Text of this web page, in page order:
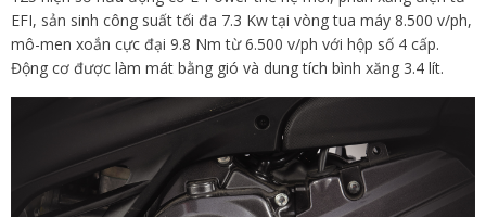
EFI, sản sinh công suất tối đa 7.3 Kw tại vòng tua máy 8.500 v/ph,
mô-men xoắn cực đại 9.8 Nm từ 6.500 v/ph với hộp số 4 cấp.
Động cơ được làm mát bằng gió và dung tích bình xăng 3.4 lít.